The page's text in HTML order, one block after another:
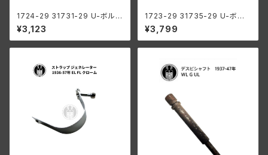
1724-29 31731-29 U-ボルト
ストラップ 鋳造スペーサー 2個
組 ハーレーダビッドソン 1929-
47年 全モデル パーカーライズ
¥3,123
1723-29 31735-29 U-ボルト
スパークコイル マウント用 ナッ
ト付き 2個セット ハーレーダビッ
ドソン 1930-46年 DL RL WL
¥3,799